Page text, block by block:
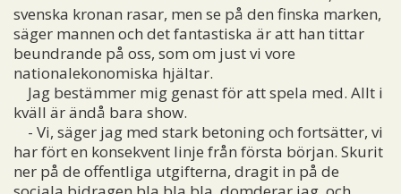
svenska kronan rasar, men se på den finska marken,
säger mannen och det fantastiska är att han tittar
beundrande på oss, som om just vi vore
nationalekonomiska hjältar.
Jag bestämmer mig genast för att spela med. Allt i
kväll är ändå bara show.
- Vi, säger jag med stark betoning och fortsätter, vi
har fört en konsekvent linje från första början. Skurit
ner på de offentliga utgifterna, dragit in på de